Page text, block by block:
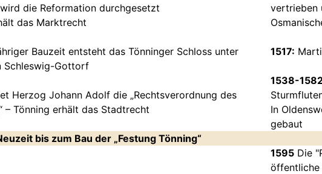
die Reformation durchgesetzt
das Marktrecht
Bauzeit entsteht das Tönninger Schloss unter
Schleswig-Gottorf
Herzog Johann Adolf die „Rechtsverordnung des
– Tönning erhält das Stadtrecht
vertrieben
1517:
1538-
In
gebaut
bis zum Bau der „Festung Tönning“
1595 Die
öffentliche